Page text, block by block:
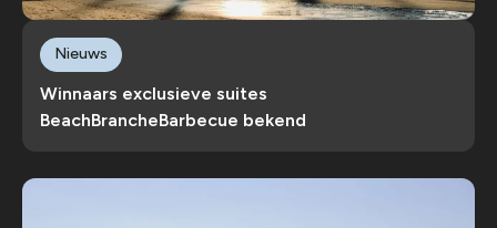
Winnaars exclusieve suites
BeachBrancheBarbecue bekend
Nieuws